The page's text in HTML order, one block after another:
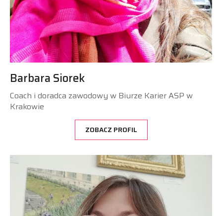
Barbara Siorek
Coach i doradca zawodowy w Biurze Karier ASP w
Krakowie
ZOBACZ PROFIL